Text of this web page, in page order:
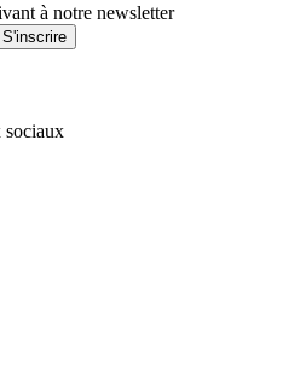
à notre newsletter
S'inscrire
sociaux